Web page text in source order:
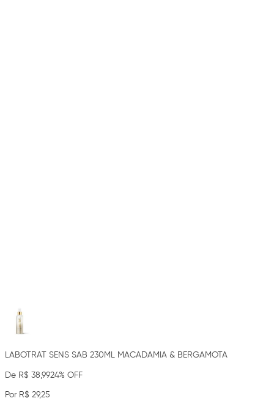
LABOTRAT SENS SAB 230ML MACADAMIA & BERGAMOTA
De R$ 38,9924% OFF
Por R$ 29,25